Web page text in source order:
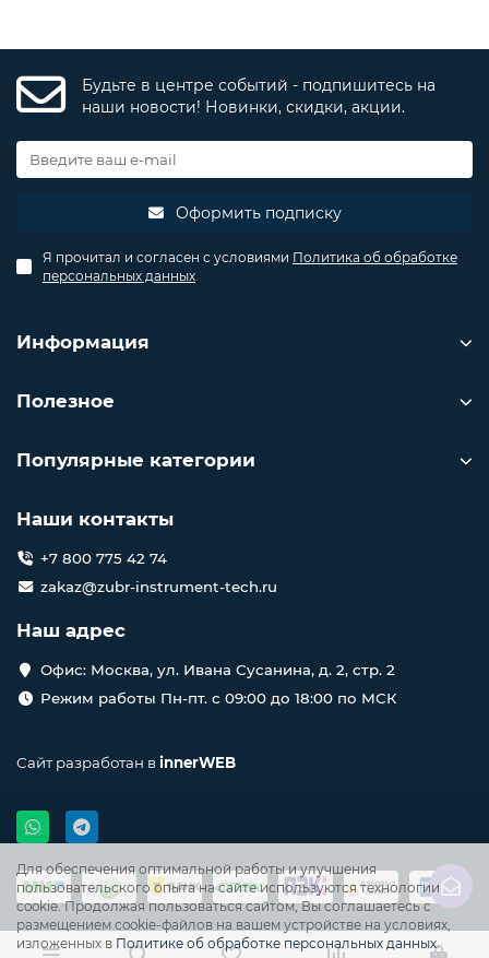
Для обеспечения оптимальной работы и улучшения
пользовательского опыта на сайте используются технологии
cookie. Продолжая пользоваться сайтом, Вы соглашаетесь с
размещением cookie-файлов на вашем устройстве на условиях,
изложенных в Политике об обработке персональных данных.
Будьте в центре событий - подпишитесь на
наши новости! Новинки, скидки, акции.
Оформить подписку
Я прочитал и согласен с условиями Политика об обработке
персональных данных
Информация
Полезное
Популярные категории
Наши контакты
+7 800 775 42 74
zakaz@zubr-instrument-tech.ru
Наш адрес
Офис: Москва, ул. Ивана Сусанина, д. 2, стр. 2
Режим работы Пн-пт. с 09:00 до 18:00 по МСК
Сайт разработан вinnerWEB